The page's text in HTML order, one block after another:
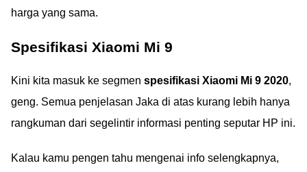
harga yang sama.
Spesifikasi Xiaomi Mi 9
Kini kita masuk ke segmen spesifikasi Xiaomi Mi 9 2020,
geng. Semua penjelasan Jaka di atas kurang lebih hanya
rangkuman dari segelintir informasi penting seputar HP ini.
Kalau kamu pengen tahu mengenai info selengkapnya,